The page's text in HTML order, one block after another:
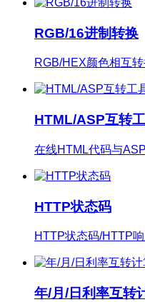
RGB/16进制转换
RGB/HEX颜色相互
HTML/ASP互转
在线HTML代码与
HTTP状态码
HTTP状态码/HTTP
年/月/日利率互转